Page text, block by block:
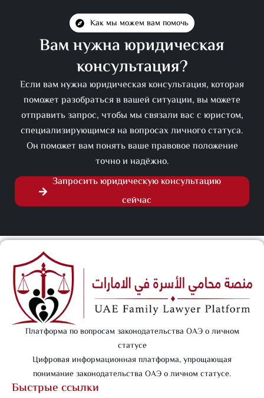
Как мы можем вам помочь
Вам нужна юридическая
консультация?
Если вам нужна юридическая консультация, которая
поможет разобраться в вашей ситуации, вы можете
отправить запрос, чтобы мы связали вас с юристом,
специализирующимся на вопросах личного статуса.
Он поможет вам понять ваше правовое положение
точно и надёжно.
Запросить юридическую консультацию
сейчас
Платформа по вопросам законодательства ОАЭ о личном
статусе
Цифровая информационная платформа, упрощающая
понимание законодательства ОАЭ о личном статусе.
Быстрые ссылки